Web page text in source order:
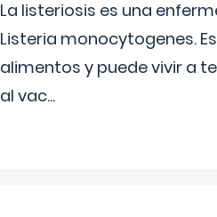
La listeriosis es una
Listeria monocytogenes.
alimentos y puede vivir a
al vac...